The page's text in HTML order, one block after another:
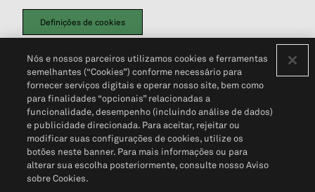
Definições de cookies
Política de PrivacidadePortal de privacidade do cliente (em inglês)
Não Venda Minhas Informações Pessoais© 2026 S&P Global
Nós e nossos parceiros utilizamos cookies e ferramentas
semelhantes (“Cookies”) conforme necessário para
fornecer serviços digitais e operar nosso site, bem como
para finalidades “opcionais” relacionadas a
funcionalidade, desempenho (incluindo análise de dados)
e publicidade direcionada. Para aceitar, rejeitar ou
modificar suas configurações de cookies, utilize os
botões neste banner. Para mais informações ou para
alterar sua escolha posteriormente, consulte nosso Aviso
sobre Cookies.